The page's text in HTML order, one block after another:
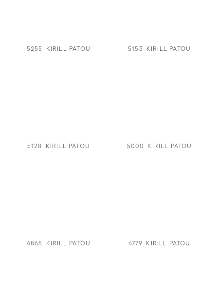
5255 KIRILL PATOU 5153 KIRILL PATOU
5128 KIRILL PATOU 5000 KIRILL PATOU
4865 KIRILL PATOU 4779 KIRILL PATOU